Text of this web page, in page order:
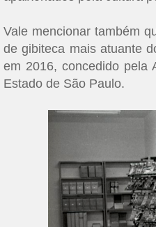
Vale mencionar também
de gibiteca mais atuante
em 2016, concedido pela
Estado de São Paulo.